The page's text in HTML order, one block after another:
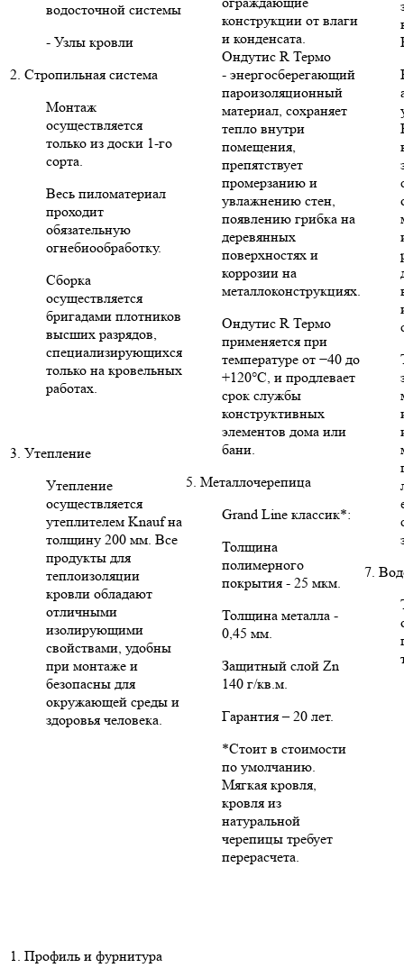
водосточной системы
- Узлы кровли
2. Стропильная система
Монтаж
осуществляется
только из доски 1-го
сорта.
Весь пиломатериал
проходит
обязательную
огнебиообработку.
Сборка
осуществляется
бригадами плотников
высших разрядов,
специализирующихся
только на кровельных
работах.
3. Утепление
Утепление
осуществляется
утеплителем Knauf на
толщину 200 мм. Все
продукты для
теплоизоляции
кровли обладают
отличными
изолирующими
свойствами, удобны
при монтаже и
безопасны для
окружающей среды и
здоровья человека.
конструкции от влаги
и конденсата.
Ондутис R Термо
- энергосберегающий
пароизоляционный
материал, сохраняет
тепло внутри
помещения,
препятствует
промерзанию и
увлажнению стен,
появлению грибка на
деревянных
поверхностях и
коррозии на
металлоконструкциях.
Ондутис R Термо
применяется при
температуре от −40 до
+120°C, и продлевает
срок службы
конструктивных
элементов дома или
бани.
5. Металлочерепица
Grand Line классик*:
Толщина
полимерного
покрытия - 25 мкм.
Толщина металла -
0,45 мм.
Защитный слой Zn
140 г/кв.м.
Гарантия – 20 лет.
*Стоит в стоимости
по умолчанию.
Мягкая кровля,
кровля из
натуральной
черепицы требует
перерасчета.
7.
1. Профиль и фурнитура